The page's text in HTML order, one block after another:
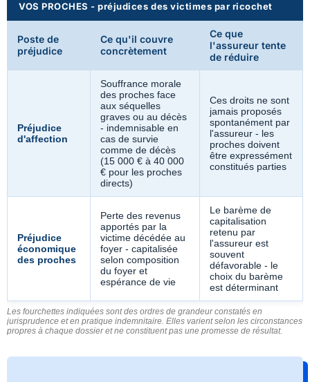
VOS PROCHES - préjudices des victimes par ricochet
Poste de
préjudice
Ce qu'il couvre
concrètement
Ce que
l'assureur tente
de réduire
Préjudice
d'affection
Souffrance morale
des proches face
aux séquelles
graves ou au décès
- indemnisable en
cas de survie
comme de décès
(15 000 € à 40 000
€ pour les proches
directs)
Ces droits ne sont
jamais proposés
spontanément par
l'assureur - les
proches doivent
être expressément
constitués parties
Préjudice
économique
des proches
Perte des revenus
apportés par la
victime décédée au
foyer - capitalisée
selon composition
du foyer et
espérance de vie
Le barème de
capitalisation
retenu par
l'assureur est
souvent
défavorable - le
choix du barème
est déterminant
Les fourchettes indiquées sont des ordres de grandeur constatés en
jurisprudence et en pratique indemnitaire. Elles varient selon les circonstances
propres à chaque dossier et ne constituent pas une promesse de résultat.